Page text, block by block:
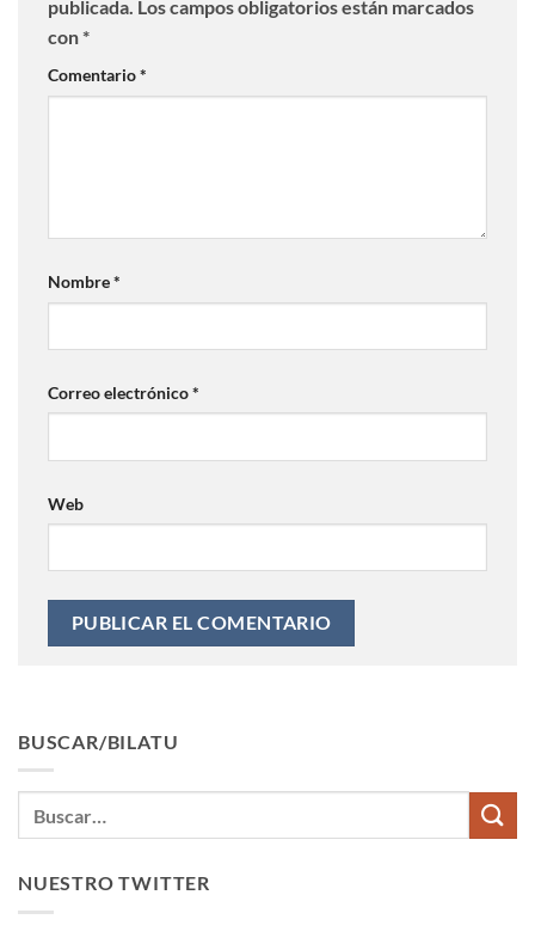
publicada. Los campos obligatorios están marcados
con*
Comentario*
Nombre*
Correo electrónico*
Web
BUSCAR/BILATU
NUESTRO TWITTER